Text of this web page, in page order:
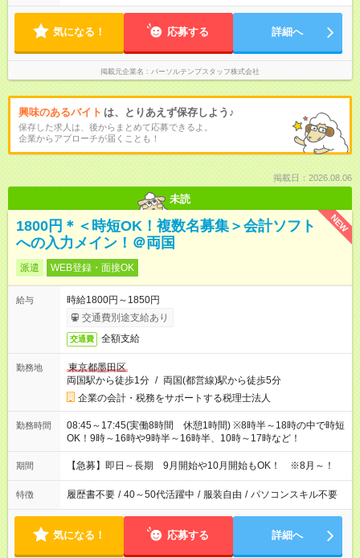
気になる！ 応募する 詳細へ
掲載元企業名 パーソルテンプスタッフ株式会社
興味のあるバイト は、とりあえず保存しよう♪
保存した求人は、後からまとめて応募できるよ。
企業からアプローチが届くことも！
掲載日：2026.08.06
未読
NEW
1800円＊＜時短OK！複数名募集＞会計ソフト
への入力メイン！＠両国
派遣 WEB登録・面接OK
給与
時給1800円～1850円
交通費別途支給あり
交通費 全額支給
勤務地
東京都墨田区
両国駅から徒歩1分 / 両国(都営線)駅から徒歩5分
企業の会計・税務をサポートする税理士法人
勤務時間
08:45～17:45(実働8時間 休憩1時間) ※8時半～18時の中で時短
OK！9時～16時や9時半～16時半、10時～17時など！
期間 【急募】即日～長期 9月開始や10月開始もOK！ ※8月～！
特徴 履歴書不要 / 40～50代活躍中 / 服装自由 / パソコンスキル不要
気になる！ 応募する 詳細へ